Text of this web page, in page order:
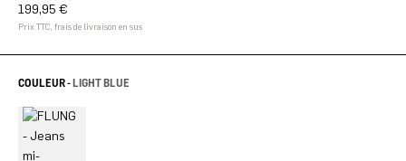
199,95 €
Prix TTC, frais de livraison en sus
COULEUR -LIGHT BLUE